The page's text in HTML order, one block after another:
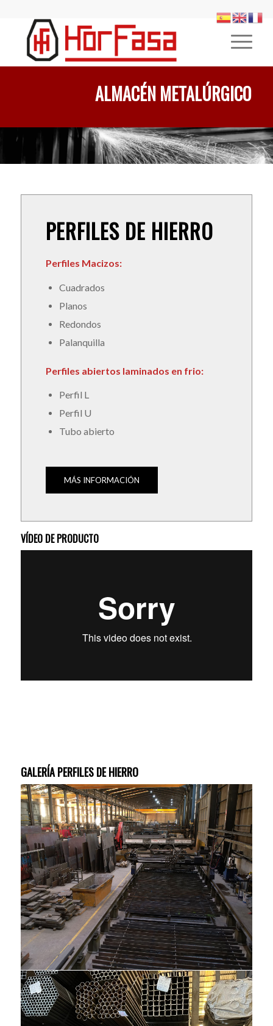
ALMACÉN METALÚRGICO
PERFILES DE HIERRO
Perfiles Macizos:
Cuadrados
Planos
Redondos
Palanquilla
Perfiles abiertos laminados en frio:
Perfil L
Perfil U
Tubo abierto
MÁS INFORMACIÓN
VÍDEO DE PRODUCTO
GALERÍA PERFILES DE HIERRO